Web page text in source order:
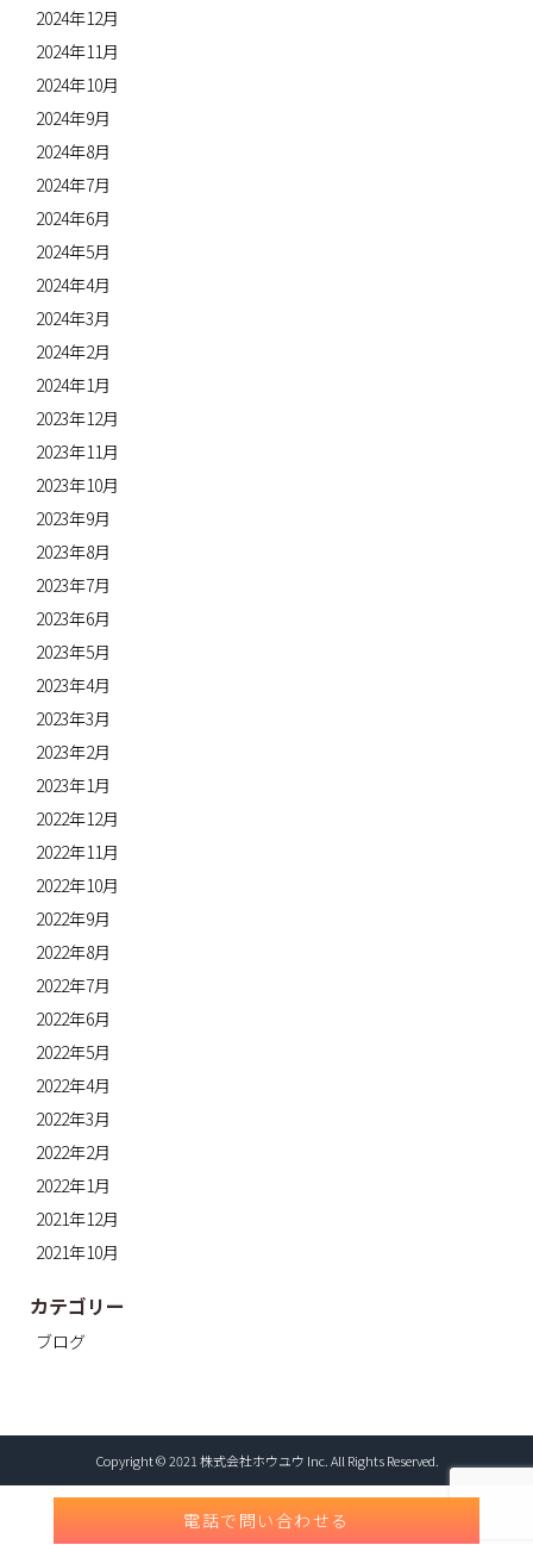
2024年12月
2024年11月
2024年10月
2024年9月
2024年8月
2024年7月
2024年6月
2024年5月
2024年4月
2024年3月
2024年2月
2024年1月
2023年12月
2023年11月
2023年10月
2023年9月
2023年8月
2023年7月
2023年6月
2023年5月
2023年4月
2023年3月
2023年2月
2023年1月
2022年12月
2022年11月
2022年10月
2022年9月
2022年8月
2022年7月
2022年6月
2022年5月
2022年4月
2022年3月
2022年2月
2022年1月
2021年12月
2021年10月
カテゴリー
ブログ
電話で問い合わせる
Copyright © 2021 株式会社ホウユウ Inc. All Rights Reserved.